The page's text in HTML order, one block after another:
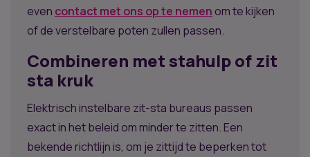
even contact met ons op te nemen om te kijken
of de verstelbare poten zullen passen.
Combineren met stahulp of zit
sta kruk
Elektrisch instelbare zit-sta bureaus passen
exact in het beleid om minder te zitten. Een
bekende richtlijn is, om je zittijd te beperken tot